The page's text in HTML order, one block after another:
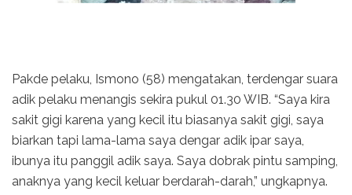
Pakde pelaku, Ismono (58) mengatakan, terdengar suara
adik pelaku menangis sekira pukul 01.30 WIB. “Saya kira
sakit gigi karena yang kecil itu biasanya sakit gigi, saya
biarkan tapi lama-lama saya dengar adik ipar saya,
ibunya itu panggil adik saya. Saya dobrak pintu samping,
anaknya yang kecil keluar berdarah-darah,” ungkapnya.